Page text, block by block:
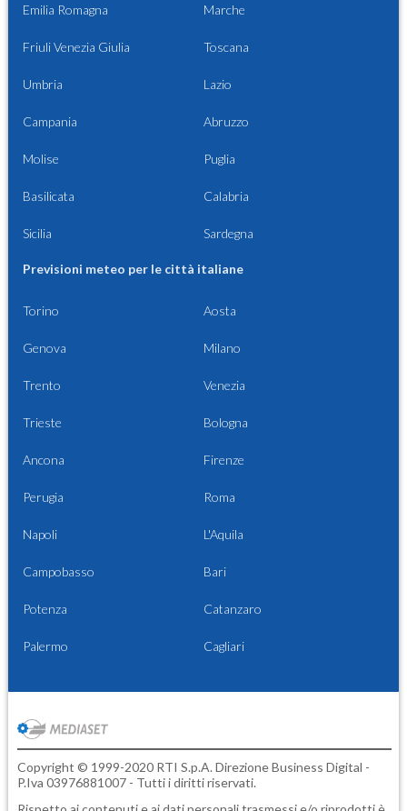
Emilia Romagna Marche
Friuli Venezia Giulia Toscana
Umbria Lazio
Campania Abruzzo
Molise Puglia
Basilicata Calabria
Sicilia Sardegna
Previsioni meteo per le città italiane
Torino Aosta
Genova Milano
Trento Venezia
Trieste Bologna
Ancona Firenze
Perugia Roma
Napoli L'Aquila
Campobasso Bari
Potenza Catanzaro
Palermo Cagliari
Copyright © 1999-2020 RTI S.p.A. Direzione Business Digital -
P.Iva 03976881007 - Tutti i diritti riservati.